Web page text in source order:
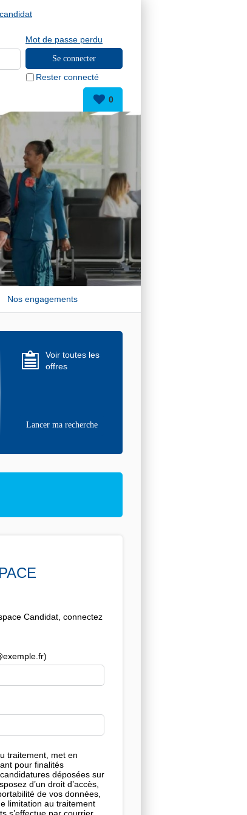
Rester connecté
Mot de passe perdu
0
Nos engagements
Voir toutes les
offres
Candidat, connectez
traitement, met en
pour finalités
déposées sur
d’un droit d’accès,
de vos données,
limitation au traitement
s’effectue par courrier